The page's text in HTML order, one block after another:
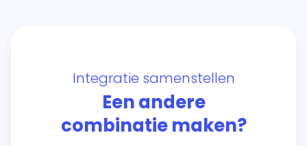
Integratie samenstellen
Een andere
combinatie maken?